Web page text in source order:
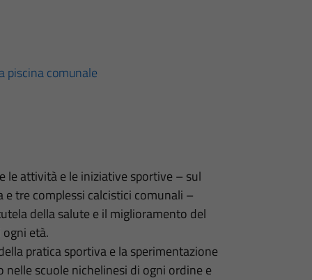
piscina comunale
le attività e le iniziative sportive – sul
tre complessi calcistici comunali –
della salute e il miglioramento del
età.
pratica sportiva e la sperimentazione
scuole nichelinesi di ogni ordine e